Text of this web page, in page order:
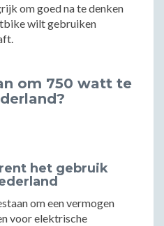
om goed na te denken
wilt gebruiken
om 750 watt te
het gebruik
om een vermogen
voor elektrische